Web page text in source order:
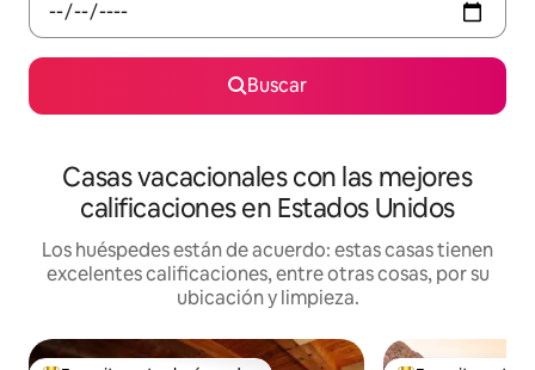
Buscar
Casas vacacionales con las mejores
calificaciones en Estados Unidos
Los huéspedes están de acuerdo: estas casas tienen
excelentes calificaciones, entre otras cosas, por su
ubicación y limpieza.